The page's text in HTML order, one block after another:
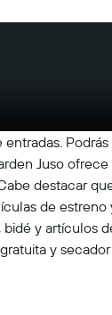
Juso
destacar
de estreno
y artículos
y